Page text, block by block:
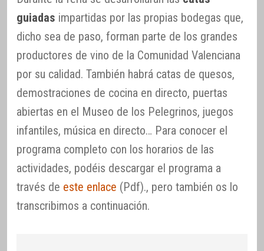
guiadas impartidas por las propias bodegas que,
dicho sea de paso, forman parte de los grandes
productores de vino de la Comunidad Valenciana
por su calidad. También habrá catas de quesos,
demostraciones de cocina en directo, puertas
abiertas en el Museo de los Pelegrinos, juegos
infantiles, música en directo… Para conocer el
programa completo con los horarios de las
actividades, podéis descargar el programa a
través de este enlace (Pdf)., pero también os lo
transcribimos a continuación.